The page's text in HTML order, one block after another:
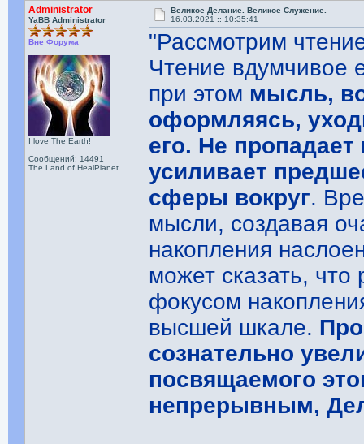
Administrator
YaBB Administrator
Вне Форума
I love The Earth!
Сообщений: 14491
The Land of HealPlanet
Великое Делание. Великое Служение.
16.03.2021 :: 10:35:41
"Рассмотрим
Чтение вдумчивое
при этом мысль,
оформляясь,
его. Не
усиливает
сферы вокруг.
мысли, создавая
накопления
может сказать,
фокусом
высшей шкале.
сознательно
посвящаемого
непрерывным,